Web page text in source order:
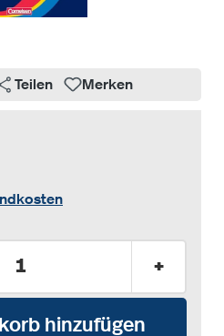
Teilen Merken
+
hinzufügen